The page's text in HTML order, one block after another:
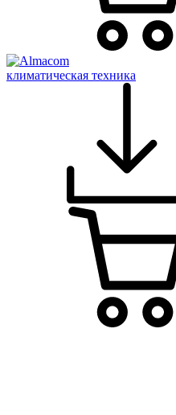
климатическая техника